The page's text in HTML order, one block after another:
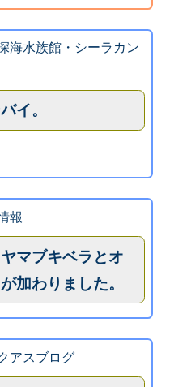
海水族館・シーラカン
イ。
報
マブキベラとオ
加わりました。
アスブログ